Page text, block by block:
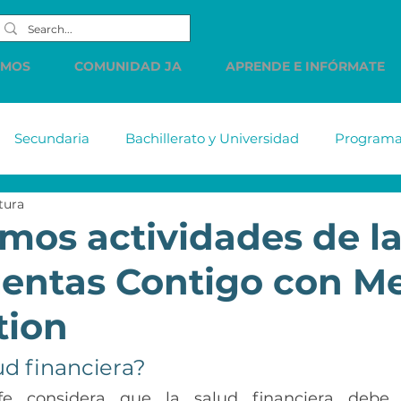
COMUNIDAD JA APRENDE E INFÓRMATE
Secundaria Bachillerato y Universidad
HSBC Western Union LINDE PREC
actividades de
Contigo con
financiera?